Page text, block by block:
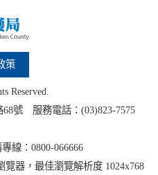
策
Reserved.
68號 服務電話：(03)823-7575
線：0800-066666
覽器，最佳瀏覽解析度 1024x768